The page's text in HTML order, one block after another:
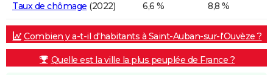
Taux de chômage (2022) 6,6 % 8,8 %
Combien y a-t-il d'habitants à Saint-Auban-sur-l'Ouvèze ?
Quelle est la ville la plus peuplée de France ?